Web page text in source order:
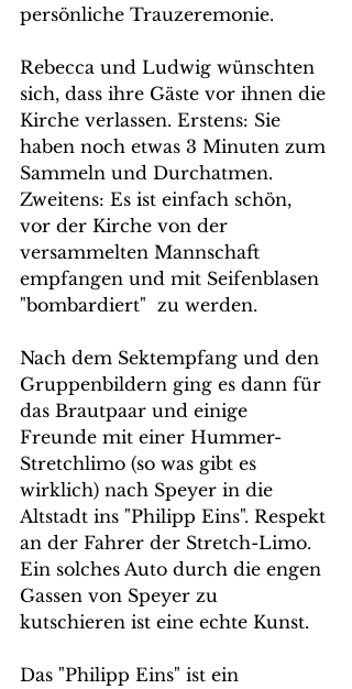
persönliche Trauzeremonie.
Rebecca und Ludwig wünschten
sich, dass ihre Gäste vor ihnen die
Kirche verlassen. Erstens: Sie
haben noch etwas 3 Minuten zum
Sammeln und Durchatmen.
Zweitens: Es ist einfach schön,
vor der Kirche von der
versammelten Mannschaft
empfangen und mit Seifenblasen
"bombardiert"  zu werden.
Nach dem Sektempfang und den
Gruppenbildern ging es dann für
das Brautpaar und einige
Freunde mit einer Hummer-
Stretchlimo (so was gibt es
wirklich) nach Speyer in die
Altstadt ins "Philipp Eins". Respekt
an der Fahrer der Stretch-Limo.
Ein solches Auto durch die engen
Gassen von Speyer zu
kutschieren ist eine echte Kunst.
Das "Philipp Eins" ist ein